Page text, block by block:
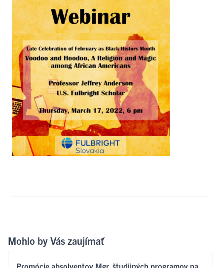
Mohlo by Vás zaujímať
Promócie absolventov Mgr. študijných programov na